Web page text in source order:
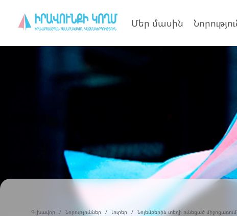
Մեր մասին
Գլխավոր Նորություններ Լուրեր Նոյեմբերին տեղի ունեցած